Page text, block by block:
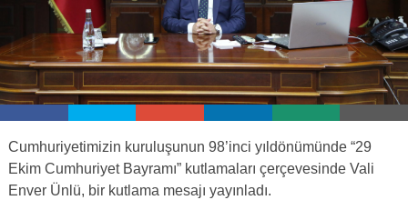
Cumhuriyetimizin kuruluşunun 98’inci yıldönümünde “29
Ekim Cumhuriyet Bayramı” kutlamaları çerçevesinde Vali
Enver Ünlü, bir kutlama mesajı yayınladı.